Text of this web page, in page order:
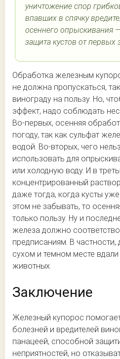
уничтожение спор
впавших в спячку
осеннего опрыскивания
защита кустов от первых
Обработка железным
не должна пропускаться,
винограду на пользу. Но,
эффект, надо соблюдать
Во-первых, осенняя
погоду, так как сульфат
водой. Во-вторых, чего
использовать для
или холодную воду. И в
концентрированный
даже тогда, когда кусты
этом не забывать, то
только пользу. Ну и
железа должно
предписаниям. В
сухом и темном месте
животных.
Заключение
Железный купорос
болезней и вредителей
панацеей, способной
неприятностей, но